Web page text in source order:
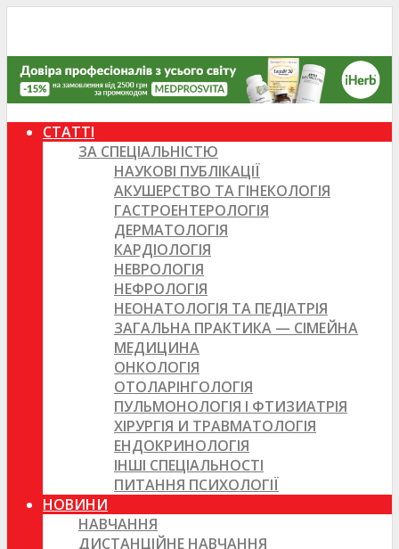
СТАТТІ
ЗА СПЕЦІАЛЬНІСТЮ
НАУКОВІ ПУБЛІКАЦІЇ
АКУШЕРСТВО ТА ГІНЕКОЛОГІЯ
ГАСТРОЕНТЕРОЛОГІЯ
ДЕРМАТОЛОГІЯ
КАРДІОЛОГІЯ
НЕВРОЛОГІЯ
НЕФРОЛОГІЯ
НЕОНАТОЛОГІЯ ТА ПЕДІАТРІЯ
ЗАГАЛЬНА ПРАКТИКА — СІМЕЙНА
МЕДИЦИНА
ОНКОЛОГІЯ
ОТОЛАРІНГОЛОГІЯ
ПУЛЬМОНОЛОГІЯ І ФТИЗИАТРІЯ
ХІРУРГІЯ И ТРАВМАТОЛОГІЯ
ЕНДОКРИНОЛОГІЯ
ІНШІ СПЕЦІАЛЬНОСТІ
ПИТАННЯ ПСИХОЛОГІЇ
НОВИНИ
НАВЧАННЯ
ДИСТАНЦІЙНЕ НАВЧАННЯ